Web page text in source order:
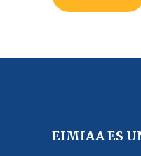
EIMIAA ES